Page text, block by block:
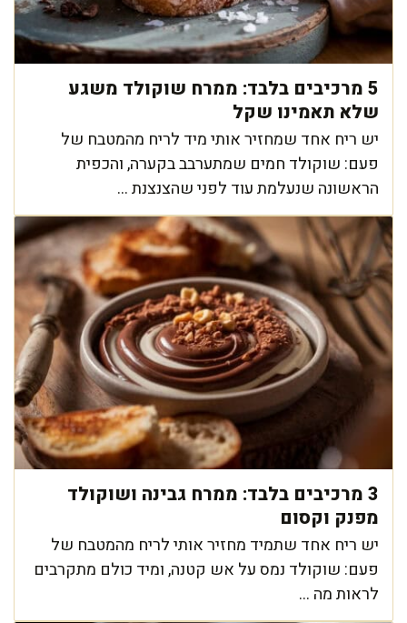
5 מרכיבים בלבד: ממרח שוקולד משגע
שלא תאמינו שקל
יש ריח אחד שמחזיר אותי מיד לריח מהמטבח של
פעם: שוקולד חמים שמתערבב בקערה, והכפית
הראשונה שנעלמת עוד לפני שהצנצנת ...
3 מרכיבים בלבד: ממרח גבינה ושוקולד
מפנק וקסום
יש ריח אחד שתמיד מחזיר אותי לריח מהמטבח של
פעם: שוקולד נמס על אש קטנה, ומיד כולם מתקרבים
לראות מה ...